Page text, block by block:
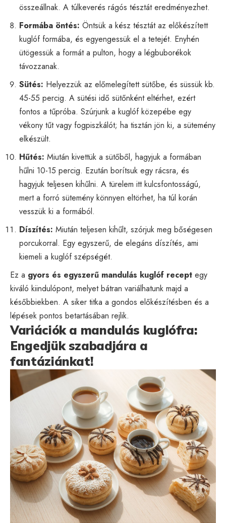
összeállnak. A túlkeverés rágós tésztát eredményezhet.
Formába öntés: Öntsük a kész tésztát az előkészített
kuglóf formába, és egyengessük el a tetejét. Enyhén
ütögessük a formát a pulton, hogy a légbuborékok
távozzanak.
Sütés: Helyezzük az előmelegített sütőbe, és süssük kb.
45-55 percig. A sütési idő sütőnként eltérhet, ezért
fontos a tűpróba. Szúrjunk a kuglóf közepébe egy
vékony tűt vagy fogpiszkálót; ha tisztán jön ki, a sütemény
elkészült.
Hűtés: Miután kivettük a sütőből, hagyjuk a formában
hűlni 10-15 percig. Ezután borítsuk egy rácsra, és
hagyjuk teljesen kihűlni. A türelem itt kulcsfontosságú,
mert a forró sütemény könnyen eltörhet, ha túl korán
vesszük ki a formából.
Díszítés: Miután teljesen kihűlt, szórjuk meg bőségesen
porcukorral. Egy egyszerű, de elegáns díszítés, ami
kiemeli a kuglóf szépségét.
Ez a gyors és egyszerű mandulás kuglóf recept egy
kiváló kiindulópont, melyet bátran variálhatunk majd a
későbbiekben. A siker titka a gondos előkészítésben és a
lépések pontos betartásában rejlik.
Variációk a mandulás kuglófra:
Engedjük szabadjára a
fantáziánkat!